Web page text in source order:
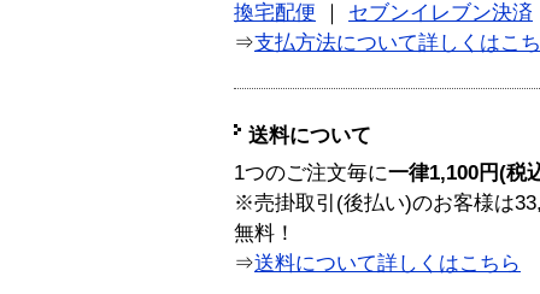
換宅配便
セブンイレブン決済
⇒支払方法について詳しくはこ
送料について
1つのご注文毎に一律1,100円(税
※売掛取引(後払い)のお客様は
無料！
⇒送料について詳しくはこちら